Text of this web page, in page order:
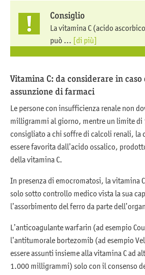
Consiglio
La vitamina C (acido
può ... [di più]
Vitamina C: da considerare in
assunzione di farmaci
Le persone con insufficienza renale non
milligrammi al giorno, mentre un limite
consigliato a chi soffre di calcoli renali, la
essere favorita dall’acido ossalico,
della vitamina C.
In presenza di emocromatosi, la vitamina
solo sotto controllo medico vista la sua
l’assorbimento del ferro da parte
L’anticoagulante warfarin (ad esempio
l’antitumorale bortezomib (ad esempio
essere assunti insieme alla vitamina C ad
1.000 milligrammi) solo con il consenso